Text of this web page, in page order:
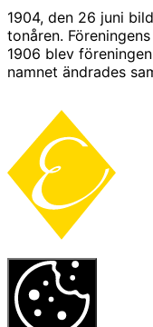
1904, den 26 juni
tonåren.
1906 blev
namnet ändrades